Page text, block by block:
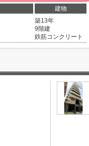
建物
築13年
9階建
鉄筋コンクリート